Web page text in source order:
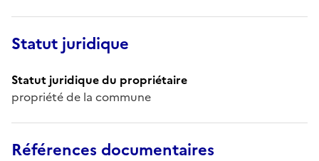
Statut juridique
Statut juridique du propriétaire
propriété de la commune
Références documentaires